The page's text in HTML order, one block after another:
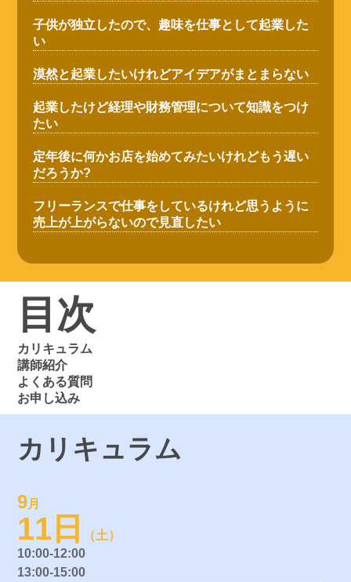
子供が独立したので、趣味を仕事として起業した
い
漠然と起業したいけれどアイデアがまとまらない
起業したけど経理や財務管理について知識をつけ
たい
定年後に何かお店を始めてみたいけれどもう遅い
だろうか?
フリーランスで仕事をしているけれど思うように
売上が上がらないので見直したい
目次
カリキュラム
講師紹介
よくある質問
お申し込み
カリキュラム
9月
11日
（土）
10:00-12:00
13:00-15:00